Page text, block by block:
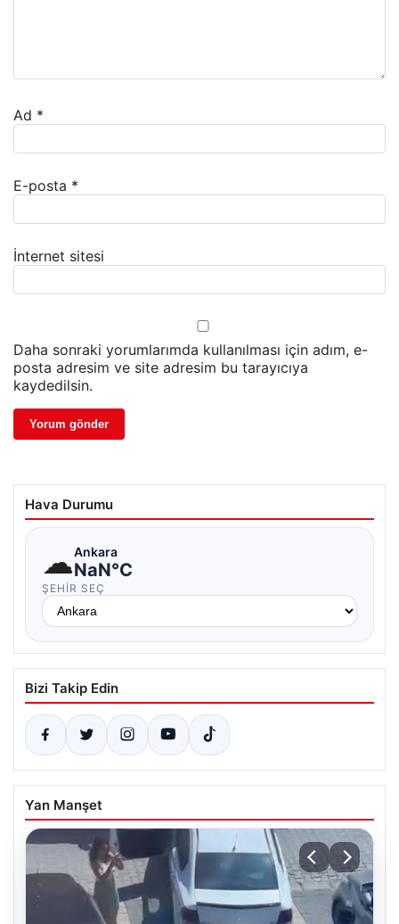
Ad *
E-posta *
İnternet sitesi
Daha sonraki yorumlarımda kullanılması için adım, e-
posta adresim ve site adresim bu tarayıcıya
kaydedilsin.
Hava Durumu
☁Ankara
NaN°C
ŞEHIR SEÇ
Bizi Takip Edin
Yan Manşet